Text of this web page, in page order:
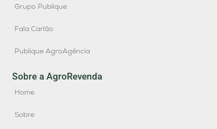
Grupo Publique
Fala Carlão
Publique AgroAgência
Sobre a AgroRevenda
Home
Sobre